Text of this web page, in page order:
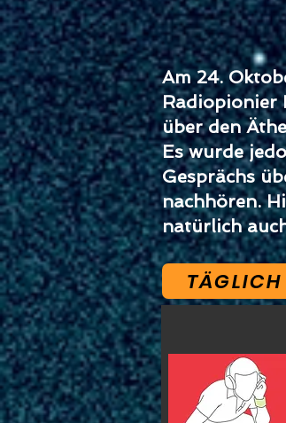
Am 24.
Radiopionier
über den
Es wurde
Gesprächs
nachhören.
natürlich